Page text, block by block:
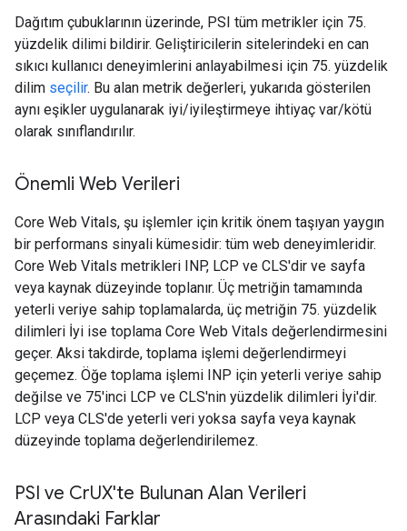
Dağıtım çubuklarının üzerinde, PSI tüm metrikler için 75.
yüzdelik dilimi bildirir. Geliştiricilerin sitelerindeki en can
sıkıcı kullanıcı deneyimlerini anlayabilmesi için 75. yüzdelik
dilim seçilir. Bu alan metrik değerleri, yukarıda gösterilen
aynı eşikler uygulanarak iyi/iyileştirmeye ihtiyaç var/kötü
olarak sınıflandırılır.
Önemli Web Verileri
Core Web Vitals, şu işlemler için kritik önem taşıyan yaygın
bir performans sinyali kümesidir: tüm web deneyimleridir.
Core Web Vitals metrikleri INP, LCP ve CLS'dir ve sayfa
veya kaynak düzeyinde toplanır. Üç metriğin tamamında
yeterli veriye sahip toplamalarda, üç metriğin 75. yüzdelik
dilimleri İyi ise toplama Core Web Vitals değerlendirmesini
geçer. Aksi takdirde, toplama işlemi değerlendirmeyi
geçemez. Öğe toplama işlemi INP için yeterli veriye sahip
değilse ve 75'inci LCP ve CLS'nin yüzdelik dilimleri İyi'dir.
LCP veya CLS'de yeterli veri yoksa sayfa veya kaynak
düzeyinde toplama değerlendirilemez.
PSI ve CrUX'te Bulunan Alan Verileri
Arasındaki Farklar